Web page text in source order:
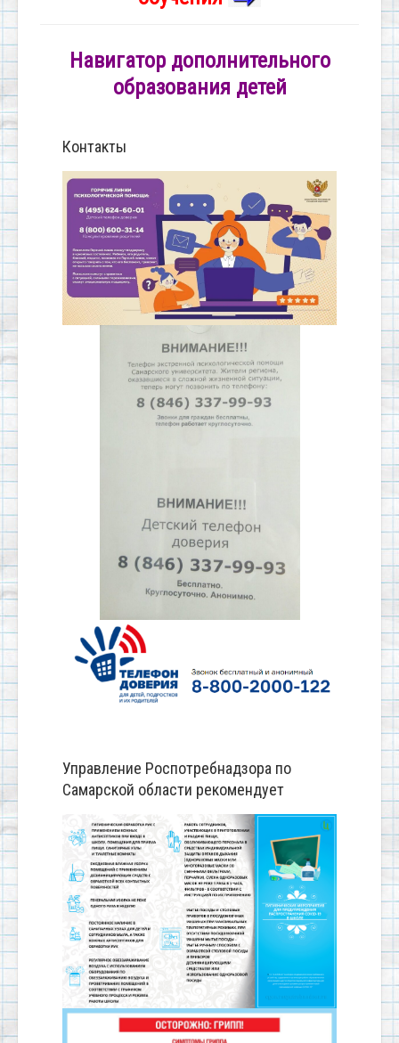
Навигатор дополнительного
образования детей
Контакты
Управление Роспотребнадзора по
Самарской области рекомендует